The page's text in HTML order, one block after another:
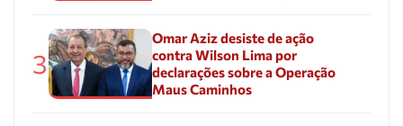
3
Omar Aziz desiste de ação
contra Wilson Lima por
declarações sobre a Operação
Maus Caminhos